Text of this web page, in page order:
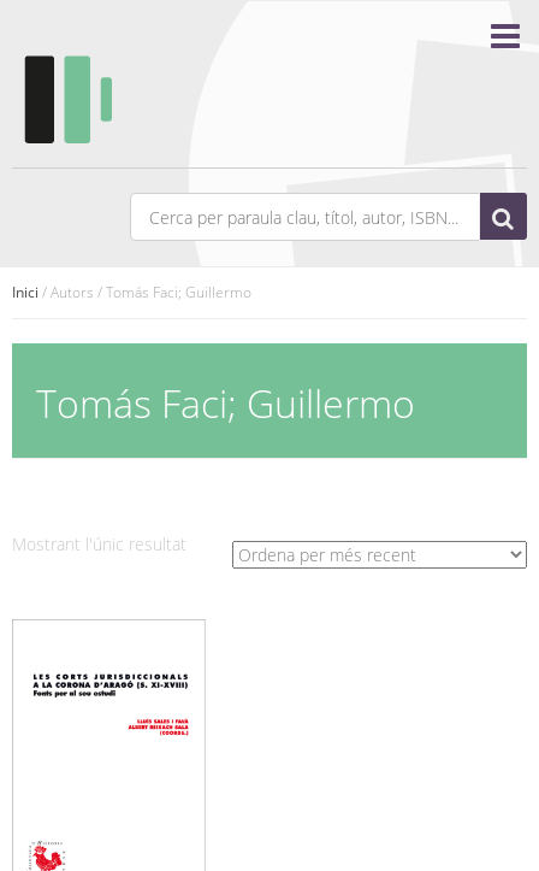
Inici / Autors / Tomás Faci; Guillermo
Tomás Faci; Guillermo
Mostrant l'únic resultat